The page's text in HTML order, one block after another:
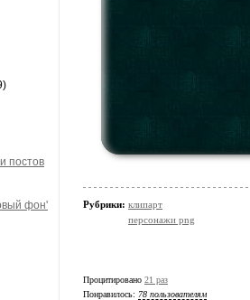
постов
фон'
Рубрики: клипарт
персонажи png
Процитировано 21 раз
Понравилось: 78 пользователям